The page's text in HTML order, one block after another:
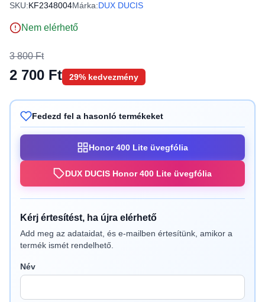
SKU:KF2348004Márka:DUX DUCIS
Nem elérhető
3 800 Ft
2 700 Ft 29% kedvezmény
Fedezd fel a hasonló termékeket
Honor 400 Lite üvegfólia
DUX DUCIS Honor 400 Lite üvegfólia
Kérj értesítést, ha újra elérhető
Add meg az adataidat, és e-mailben értesítünk, amikor a
termék ismét rendelhető.
Név